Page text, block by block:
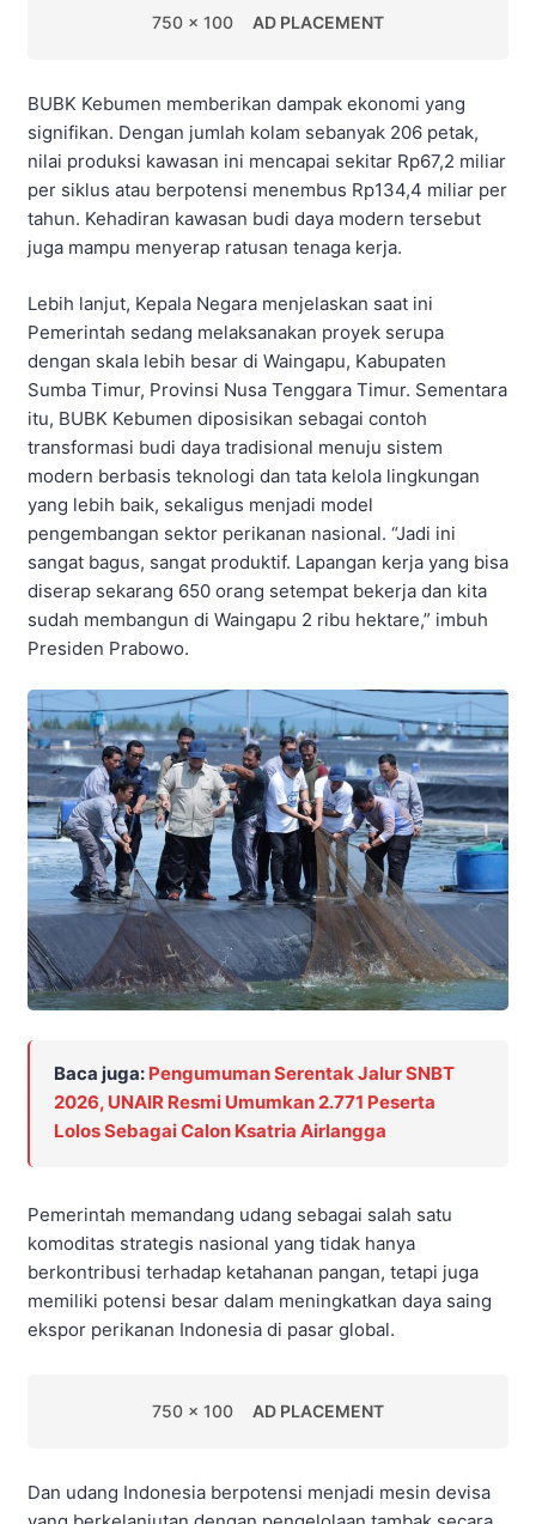
750 x 100 AD PLACEMENT
BUBK Kebumen memberikan dampak ekonomi yang
signifikan. Dengan jumlah kolam sebanyak 206 petak,
nilai produksi kawasan ini mencapai sekitar Rp67,2 miliar
per siklus atau berpotensi menembus Rp134,4 miliar per
tahun. Kehadiran kawasan budi daya modern tersebut
juga mampu menyerap ratusan tenaga kerja.
Lebih lanjut, Kepala Negara menjelaskan saat ini
Pemerintah sedang melaksanakan proyek serupa
dengan skala lebih besar di Waingapu, Kabupaten
Sumba Timur, Provinsi Nusa Tenggara Timur. Sementara
itu, BUBK Kebumen diposisikan sebagai contoh
transformasi budi daya tradisional menuju sistem
modern berbasis teknologi dan tata kelola lingkungan
yang lebih baik, sekaligus menjadi model
pengembangan sektor perikanan nasional. “Jadi ini
sangat bagus, sangat produktif. Lapangan kerja yang bisa
diserap sekarang 650 orang setempat bekerja dan kita
sudah membangun di Waingapu 2 ribu hektare,” imbuh
Presiden Prabowo.
Baca juga: Pengumuman Serentak Jalur SNBT
2026, UNAIR Resmi Umumkan 2.771 Peserta
Lolos Sebagai Calon Ksatria Airlangga
Pemerintah memandang udang sebagai salah satu
komoditas strategis nasional yang tidak hanya
berkontribusi terhadap ketahanan pangan, tetapi juga
memiliki potensi besar dalam meningkatkan daya saing
ekspor perikanan Indonesia di pasar global.
750 x 100 AD PLACEMENT
Dan udang Indonesia berpotensi menjadi mesin devisa